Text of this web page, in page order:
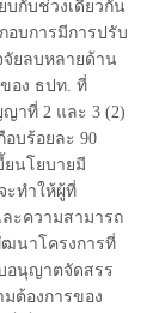
บกับช่วงเดียวกัน
อบการมีการปรับ
ยลบหลายด้าน
อง ธปท. ที่
าที่ 2 และ 3 (2)
อบร้อยละ 90
ยนโยบายมี
ะทำให้ผู้ที่
ะความสามารถ
นาโครงการที่
อนุญาตจัดสรร
ต้องการของ